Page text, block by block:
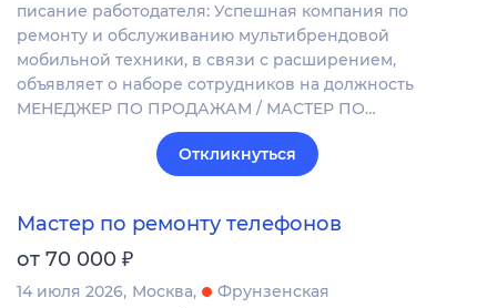
писание работодателя: Успешная компания по
ремонту и обслуживанию мультибрендовой
мобильной техники, в связи с расширением,
объявляет о наборе сотрудников на должность
МЕНЕДЖЕР ПО ПРОДАЖАМ / МАСТЕР ПО…
Откликнуться
Мастер по ремонту телефонов
от 70 000 ₽
14 июля 2026 Москва
Фрунзенская